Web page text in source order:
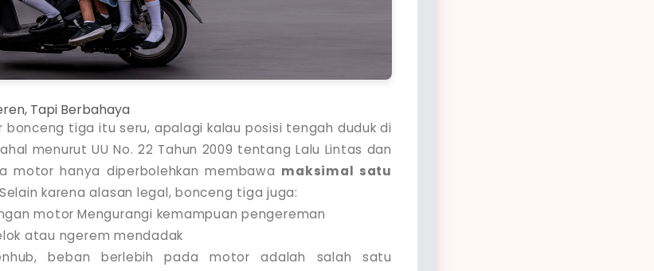
Tapi Berbahaya
bonceng tiga itu seru, apalagi kalau posisi tengah duduk di
menurut UU No. 22 Tahun 2009 tentang Lalu Lintas dan
motor hanya diperbolehkan membawa maksimal satu
karena alasan legal, bonceng tiga juga:
motor Mengurangi kemampuan pengereman
atau ngerem mendadak
beban berlebih pada motor adalah salah satu